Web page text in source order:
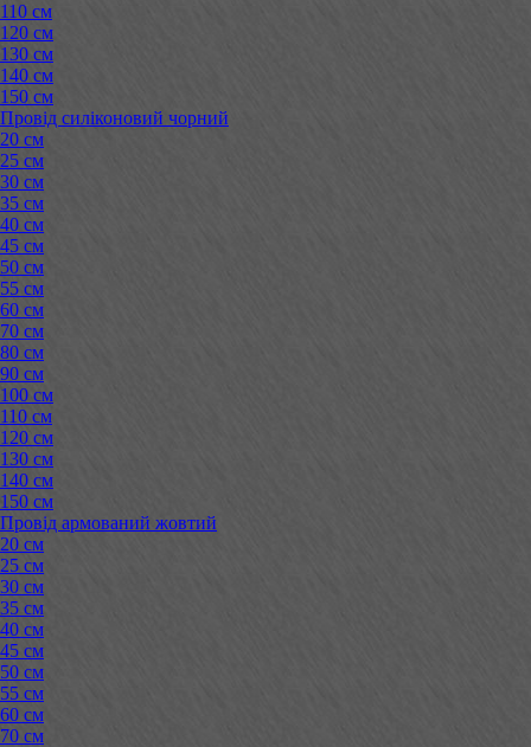
110 см
120 см
130 см
140 см
150 см
Провід силіконовий чорний
20 см
25 см
30 см
35 см
40 см
45 см
50 см
55 см
60 см
70 см
80 см
90 см
100 см
110 см
120 см
130 см
140 см
150 см
Провід армований жовтий
20 см
25 см
30 см
35 см
40 см
45 см
50 см
55 см
60 см
70 см